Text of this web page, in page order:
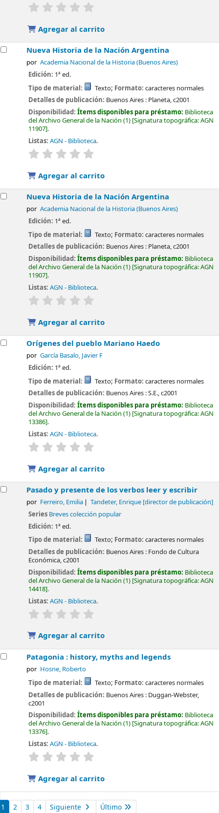
valoración
Agregar al carrito
Nueva Historia de la Nación Argentina
por Academia Nacional de la Historia (Buenos Aires)
Edición: 1ª ed.
Tipo de material:
Texto; Formato: caracteres normales
Detalles de publicación: Buenos Aires : Planeta,c2001
Disponibilidad:Ítems disponibles para préstamo: Biblioteca
del Archivo General de la Nación (1) Signatura topográfica:AGN
11907 .
Listas: AGN - Biblioteca.
valoración
Agregar al carrito
Nueva Historia de la Nación Argentina
por Academia Nacional de la Historia (Buenos Aires)
Edición: 1ª ed.
Tipo de material:
Texto; Formato: caracteres normales
Detalles de publicación: Buenos Aires : Planeta,c2001
Disponibilidad:Ítems disponibles para préstamo: Biblioteca
del Archivo General de la Nación (1) Signatura topográfica:AGN
11907 .
Listas: AGN - Biblioteca.
valoración
Agregar al carrito
Orígenes del pueblo Mariano Haedo
por García Basalo, Javier F
Edición: 1ª ed.
Tipo de material:
Texto; Formato: caracteres normales
Detalles de publicación: Buenos Aires :S.E.,c2001
Disponibilidad:Ítems disponibles para préstamo: Biblioteca
del Archivo General de la Nación (1) Signatura topográfica:AGN
13386 .
Listas: AGN - Biblioteca.
valoración
Agregar al carrito
Pasado y presente de los verbos leer y escribir
por Ferreiro, Emilia Tandeter, Enrique[director de publicación]
Series Breves colección popular
Edición: 1ª ed.
Tipo de material:
Texto; Formato: caracteres normales
Detalles de publicación: Buenos Aires : Fondo de Cultura
Económica,c2001
Disponibilidad:Ítems disponibles para préstamo: Biblioteca
del Archivo General de la Nación (1) Signatura topográfica:AGN
14418 .
Listas: AGN - Biblioteca.
valoración
Agregar al carrito
Patagonia : history, myths and legends
por Hosne, Roberto
Tipo de material: Texto; Formato: caracteres normales
Detalles de publicación: Buenos Aires : Duggan-Webster,
c2001
Disponibilidad:Ítems disponibles para préstamo: Biblioteca
del Archivo General de la Nación (1) Signatura topográfica:AGN
13376 .
Listas: AGN - Biblioteca.
valoración
Agregar al carrito
1 2 3 4 Siguiente Último